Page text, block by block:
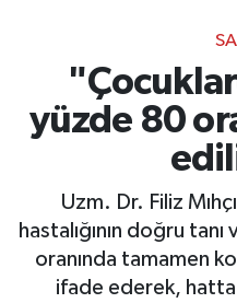
yüzde 80
Uzm. Dr. Filiz
hastalığının doğru
oranında tamamen
ifade ederek,
Diğer
Dünya
Gizlilik İlkeleri -
Güncel
Haber Arşivi